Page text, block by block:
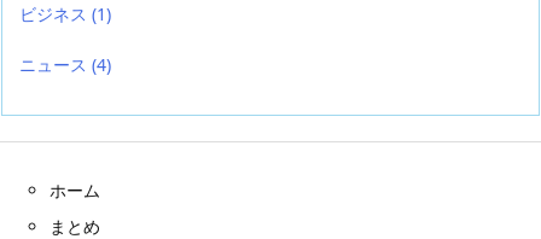
ビジネス (1)
ニュース (4)
ホーム
まとめ